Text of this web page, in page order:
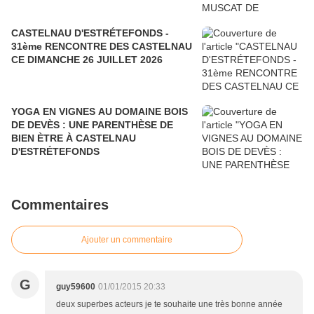
CASTELNAU D'ESTRÉTEFONDS -
31ème RENCONTRE DES CASTELNAU
CE DIMANCHE 26 JUILLET 2026
YOGA EN VIGNES AU DOMAINE BOIS
DE DEVÈS : UNE PARENTHÈSE DE
BIEN ÈTRE À CASTELNAU
D'ESTRÉTEFONDS
Commentaires
Ajouter un commentaire
G guy59600 01/01/2015 20:33
deux superbes acteurs je te souhaite une très bonne année